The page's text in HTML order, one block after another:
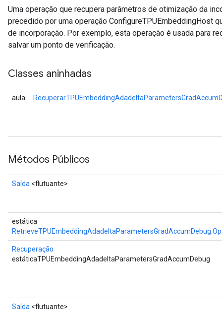
Uma operação que recupera parâmetros de otimização da
precedido por uma operação ConfigureTPUEmbeddingHost
de incorporação. Por exemplo, esta operação é usada para
salvar um ponto de verificação.
Classes aninhadas
aula
Métodos Públicos
Saída <flutuante>
estática
Recuperação
estáticaTPUEmbeddingAdadeltaParametersGradAccumDebug
Saída <flutuante>